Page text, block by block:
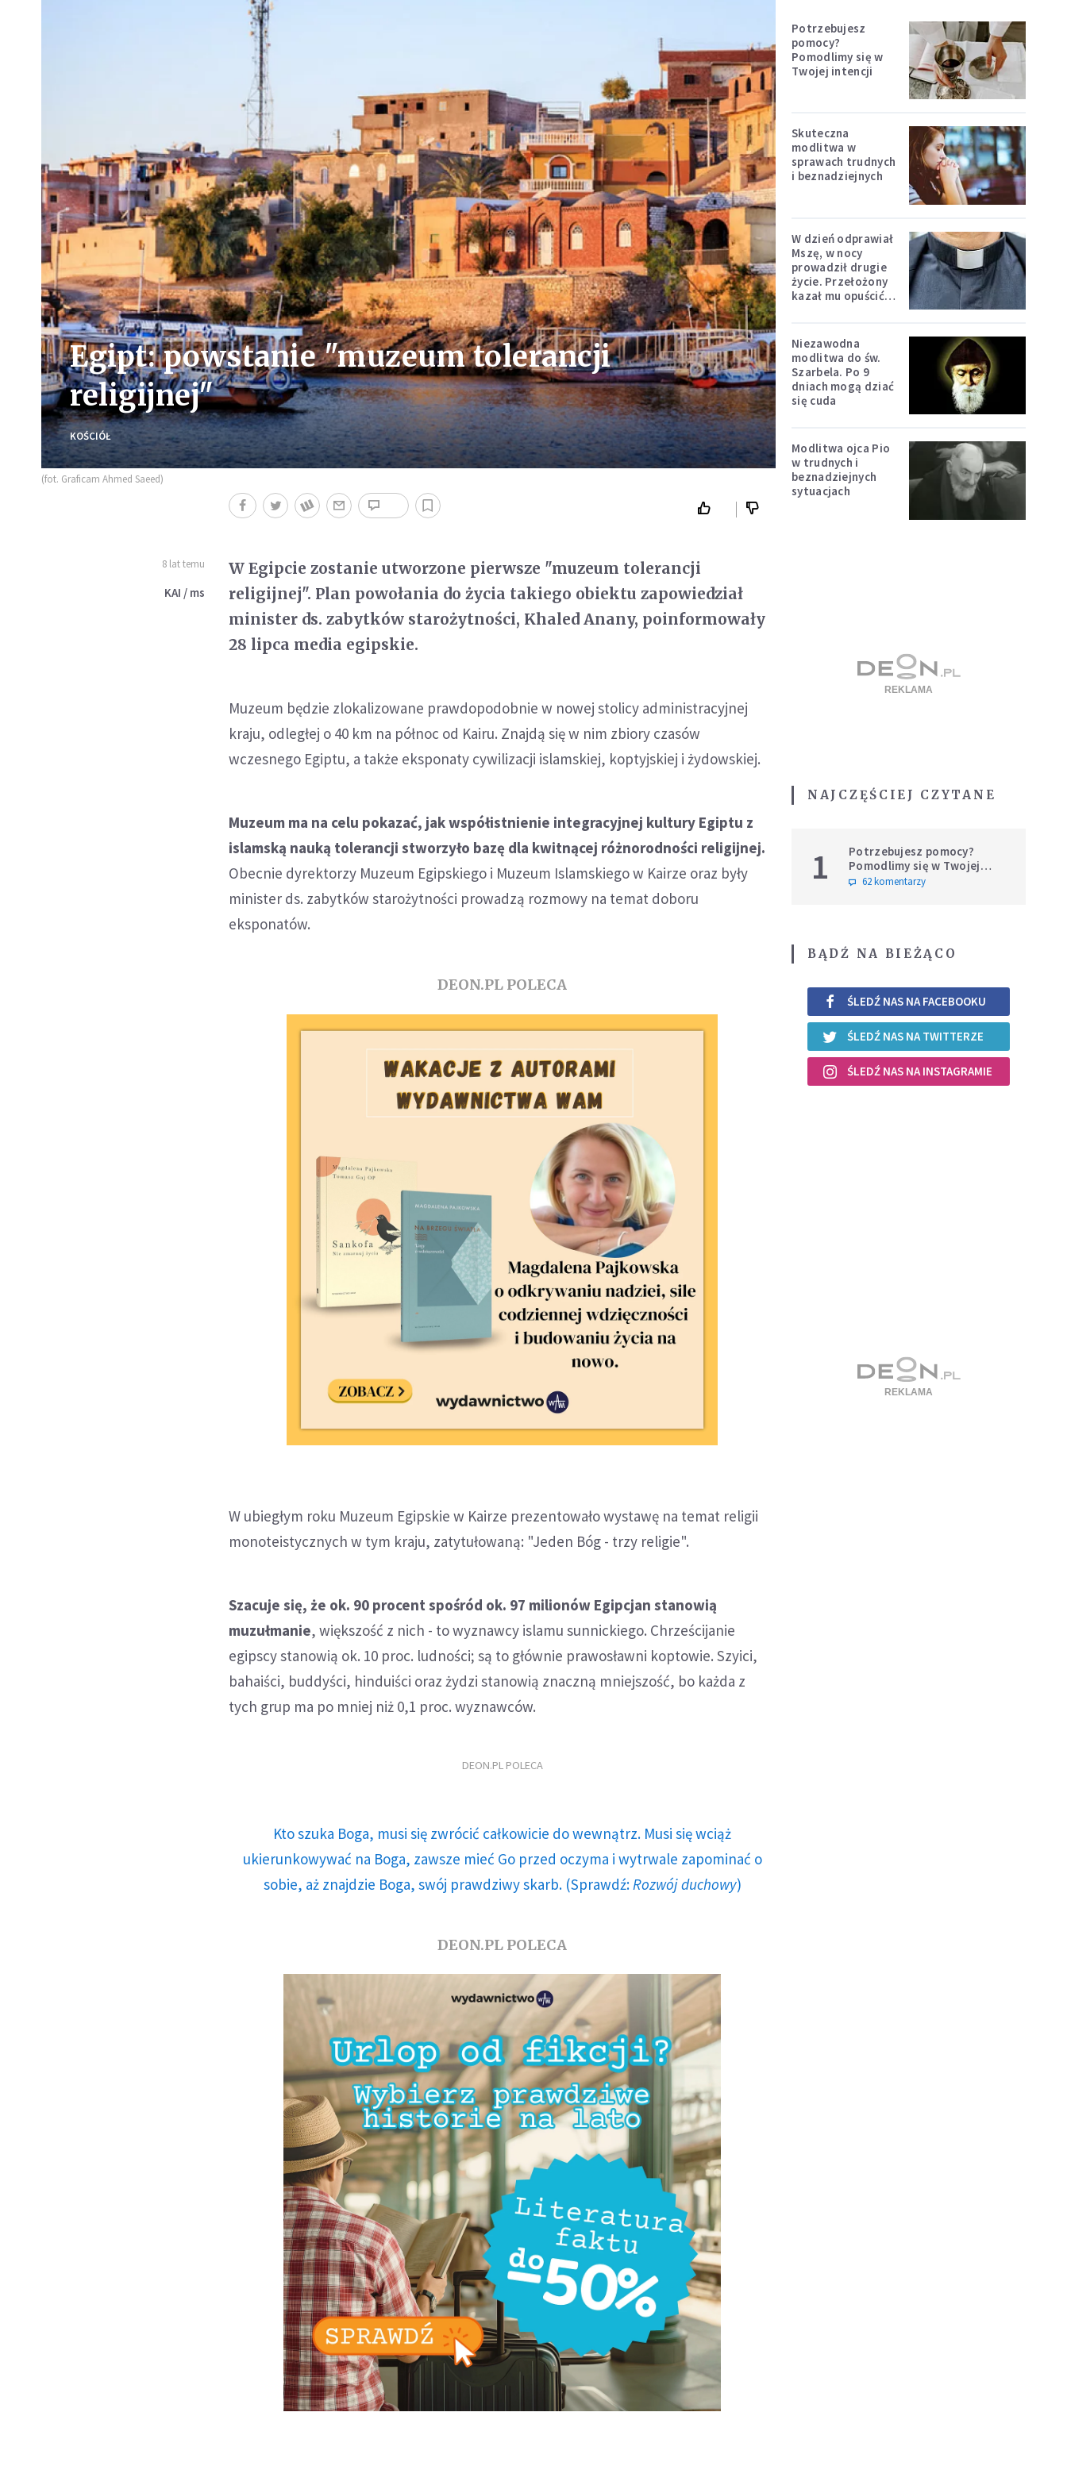
Egipt: powstanie "muzeum tolerancji
religijnej"
KOŚCIÓŁ
(fot. Graficam Ahmed Saeed)
8 lat temu
KAI / ms
W Egipcie zostanie utworzone pierwsze "muzeum tolerancji
religijnej". Plan powołania do życia takiego obiektu zapowiedział
minister ds. zabytków starożytności, Khaled Anany, poinformowały
28 lipca media egipskie.
Muzeum będzie zlokalizowane prawdopodobnie w nowej stolicy administracyjnej
kraju, odległej o 40 km na północ od Kairu. Znajdą się w nim zbiory czasów
wczesnego Egiptu, a także eksponaty cywilizacji islamskiej, koptyjskiej i żydowskiej.
Muzeum ma na celu pokazać, jak współistnienie integracyjnej kultury Egiptu z
islamską nauką tolerancji stworzyło bazę dla kwitnącej różnorodności religijnej.
Obecnie dyrektorzy Muzeum Egipskiego i Muzeum Islamskiego w Kairze oraz były
minister ds. zabytków starożytności prowadzą rozmowy na temat doboru
eksponatów.
DEON.PL POLECA
W ubiegłym roku Muzeum Egipskie w Kairze prezentowało wystawę na temat religii
monoteistycznych w tym kraju, zatytułowaną: "Jeden Bóg - trzy religie".
Szacuje się, że ok. 90 procent spośród ok. 97 milionów Egipcjan stanowią
muzułmanie, większość z nich - to wyznawcy islamu sunnickiego. Chrześcijanie
egipscy stanowią ok. 10 proc. ludności; są to głównie prawosławni koptowie. Szyici,
bahaiści, buddyści, hinduiści oraz żydzi stanowią znaczną mniejszość, bo każda z
tych grup ma po mniej niż 0,1 proc. wyznawców.
DEON.PL POLECA
Kto szuka Boga, musi się zwrócić całkowicie do wewnątrz. Musi się wciąż
ukierunkowywać na Boga, zawsze mieć Go przed oczyma i wytrwale zapominać o
sobie, aż znajdzie Boga, swój prawdziwy skarb. (Sprawdź: Rozwój duchowy)
DEON.PL POLECA
Potrzebujesz
pomocy?
Pomodlimy się w
Twojej intencji
Skuteczna
modlitwa w
sprawach trudnych
i beznadziejnych
W dzień odprawiał
Mszę, w nocy
prowadził drugie
życie. Przełożony
kazał mu opuścić
Niezawodna
modlitwa do św.
Szarbela. Po 9
dniach mogą dziać
się cuda
Modlitwa ojca Pio
w trudnych i
beznadziejnych
sytuacjach
NAJCZĘŚCIEJ CZYTANE
1
Potrzebujesz pomocy?
Pomodlimy się w Twojej
intencji
62 komentarzy
BĄDŹ NA BIEŻĄCO
ŚLEDŹ NAS NA FACEBOOKU
ŚLEDŹ NAS NA TWITTERZE
ŚLEDŹ NAS NA INSTAGRAMIE